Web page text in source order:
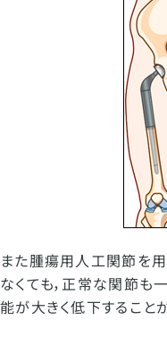
また腫瘍用人工関節を
なくても，正常な関節も
能が大きく低下すること